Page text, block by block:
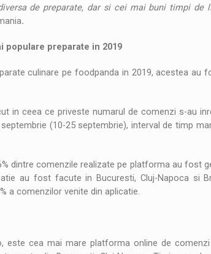
de preparate, dar si cei mai buni timpi de
.
populare preparate in 2019
culinare pe foodpanda in 2019, acestea au
in ceea ce priveste numarul de comenzi s-au
(10-25 septembrie), interval de timp
dintre comenzile realizate pe platforma au fost
au fost facute in Bucuresti, Cluj-Napoca si
a comenzilor venite din aplicatie.
este cea mai mare platforma online de